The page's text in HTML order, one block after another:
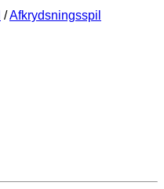
/Afkrydsningsspil